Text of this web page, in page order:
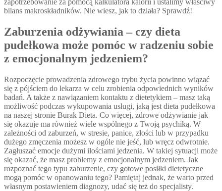
zapotrzebowanie za pomocą kalkulatora kalorii i ustalimy właściwy
bilans makroskładników. Nie wiesz, jak to działa? Sprawdź!
Zaburzenia odżywiania – czy dieta
pudełkowa może pomóc w radzeniu sobie
z emocjonalnym jedzeniem?
Rozpoczęcie prowadzenia zdrowego trybu życia powinno wiązać
się z pójściem do lekarza w celu zrobienia odpowiednich wyników
badań. A także z nawiązaniem kontaktu z dietetykiem – masz taką
możliwość podczas wykupowania usługi, jaką jest dieta pudełkowa
na naszej stronie Burak Dieta. Co więcej, zdrowe odżywianie jak
się okazuje ma również wiele wspólnego z Twoją psychiką. W
zależności od zaburzeń, w stresie, panice, złości lub w przypadku
dużego zmęczenia możesz w ogóle nie jeść, lub wręcz odwrotnie.
Zagłuszać emocje dużymi ilościami jedzenia. W takiej sytuacji może
się okazać, że masz problemy z emocjonalnym jedzeniem. Jak
rozpoznać tego typu zaburzenie, czy gotowe posiłki dietetyczne
mogą pomóc w opanowaniu tego? Pamiętaj jednak, że warto przed
własnym postawieniem diagnozy, udać się też do specjalisty.